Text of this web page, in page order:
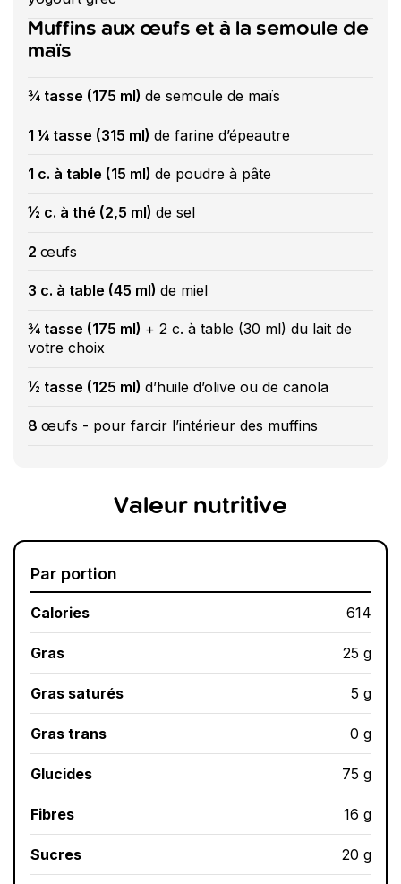
Muffins aux œufs et à la semoule de
maïs
¾ tasse (175 ml) de semoule de maïs
1 ¼ tasse (315 ml) de farine d’épeautre
1 c. à table (15 ml) de poudre à pâte
½ c. à thé (2,5 ml) de sel
2 œufs
3 c. à table (45 ml) de miel
¾ tasse (175 ml) + 2 c. à table (30 ml) du lait de
votre choix
½ tasse (125 ml) d’huile d’olive ou de canola
8 œufs - pour farcir l’intérieur des muffins
Valeur nutritive
Par portion
Calories 614
Gras 25 g
Gras saturés 5 g
Gras trans 0 g
Glucides 75 g
Fibres 16 g
Sucres 20 g